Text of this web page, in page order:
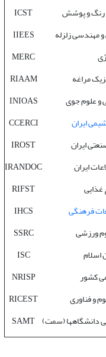
رنگ و پوشش
ICST
مهندسی زلزله
IIEES
MERC
مراغه
RIAAM
و علوم جوی
INIOAS
ایران
CCERCI
ایران
IROST
ایران
IRANDOC
RIFST
فرهنگی
IHCS
ورزشی
SSRC
اسلام
ISC
کشور
NRISP
و فناوری
RICEST
دانشگاه‫ها (سمت) SAMT